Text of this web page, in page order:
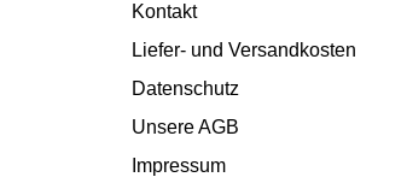
Kontakt
Liefer- und Versandkosten
Datenschutz
Unsere AGB
Impressum